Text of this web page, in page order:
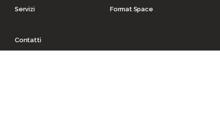
Servizi
Format Space
Contatti